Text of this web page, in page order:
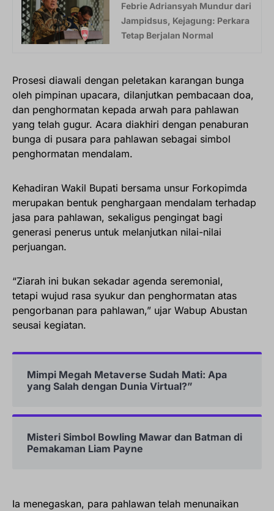
Febrie Adriansyah Mundur dari
Jampidsus, Kejagung: Perkara
Tetap Berjalan Normal
Prosesi diawali dengan peletakan karangan bunga
oleh pimpinan upacara, dilanjutkan pembacaan doa,
dan penghormatan kepada arwah para pahlawan
yang telah gugur. Acara diakhiri dengan penaburan
bunga di pusara para pahlawan sebagai simbol
penghormatan mendalam.
Kehadiran Wakil Bupati bersama unsur Forkopimda
merupakan bentuk penghargaan mendalam terhadap
jasa para pahlawan, sekaligus pengingat bagi
generasi penerus untuk melanjutkan nilai-nilai
perjuangan.
“Ziarah ini bukan sekadar agenda seremonial,
tetapi wujud rasa syukur dan penghormatan atas
pengorbanan para pahlawan,” ujar Wabup Abustan
seusai kegiatan.
Mimpi Megah Metaverse Sudah Mati: Apa
yang Salah dengan Dunia Virtual?”
Misteri Simbol Bowling Mawar dan Batman di
Pemakaman Liam Payne
Ia menegaskan, para pahlawan telah menunaikan